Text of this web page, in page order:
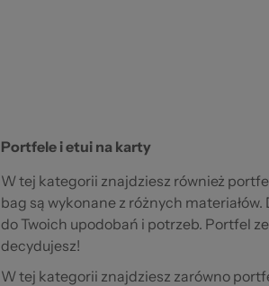
Portfele ietui na karty
W tej kategorii znajdziesz również
bag są wykonane z różnych
do Twoich upodobań i potrzeb. Portfel
decydujesz!
W tej kategorii znajdziesz zarówno